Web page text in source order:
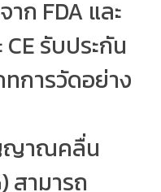
ก FDA และ
CE รับประกัน
การวัดอย่าง
ญาณคลื่น
สามารถ